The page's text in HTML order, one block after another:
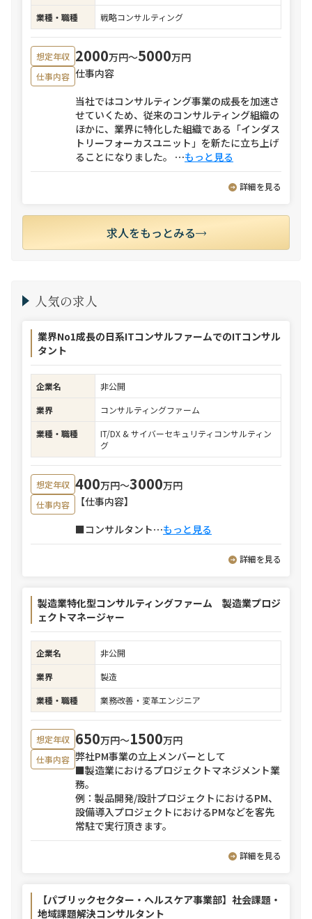
業種・職種
戦略コンサルティング
想定年収 2000万円〜5000万円
仕事内容 仕事内容
当社ではコンサルティング事業の成長を加速さ
せていくため、従来のコンサルティング組織の
ほかに、業界に特化した組織である「インダス
トリーフォーカスユニット」を新たに立ち上げ
ることになりました。 ⋯もっと見る
詳細を見る
求人をもっとみる
人気の求人
業界No1成長の日系ITコンサルファームでのITコンサル
タント
企業名
非公開
業界
コンサルティングファーム
業種・職種
IT/DX & サイバーセキュリティコンサルティン
グ
想定年収 400万円〜3000万円
仕事内容
【仕事内容】
■コンサルタント⋯もっと見る
詳細を見る
製造業特化型コンサルティングファーム 製造業プロジ
ェクトマネージャー
企業名
非公開
業界
製造
業種・職種
業務改善・変革エンジニア
想定年収 650万円〜1500万円
仕事内容 弊社PM事業の立上メンバーとして
■製造業におけるプロジェクトマネジメント業
務。
例：製品開発/設計プロジェクトにおけるPM、
設備導入プロジェクトにおけるPMなどを客先
常駐で実行頂きます。
詳細を見る
【パブリックセクター・ヘルスケア事業部】社会課題・
地域課題解決コンサルタント